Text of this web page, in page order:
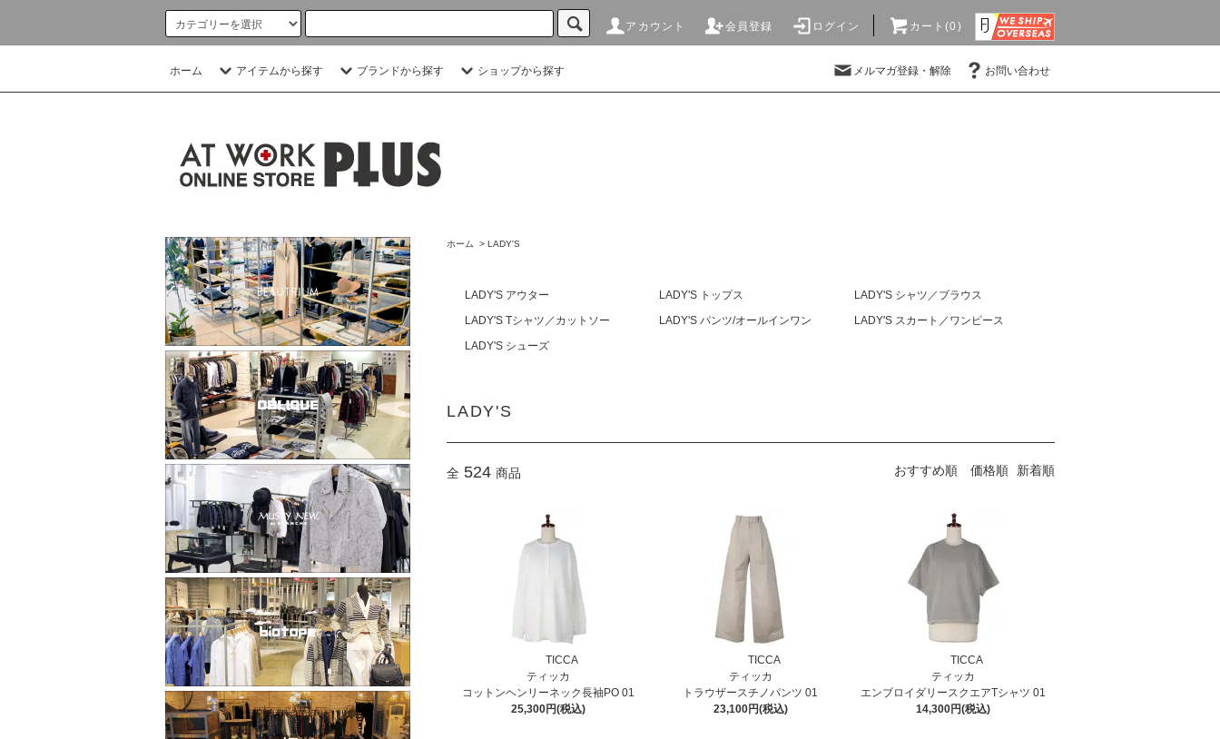
アカウント 会員登録 ログイン カート(0)
ホーム アイテムから探す ブランドから探す ショップから探す メルマガ登録・解除 お問い合わせ
ホーム > LADY'S
LADY'S アウター LADY'S トップス
LADY'S シャツ／ブラウス
LADY'S Tシャツ／カットソー
LADY'S パンツ/オールインワン
LADY'S スカート／ワンピース
LADY'S シューズ
LADY'S
全 524 商品 おすすめ順 価格順 新着順
TICCA
ティッカ
コットンヘンリーネック長袖PO 01
25,300円(税込)
TICCA
ティッカ
トラウザースチノパンツ 01
23,100円(税込)
TICCA
ティッカ
エンブロイダリースクエアTシャツ 01
14,300円(税込)